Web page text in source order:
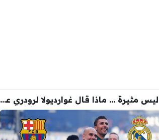
كواليس مثيرة … ماذا قال غوارديولا لرودري عند استشارته عن ريال مدريد وبرشلونة